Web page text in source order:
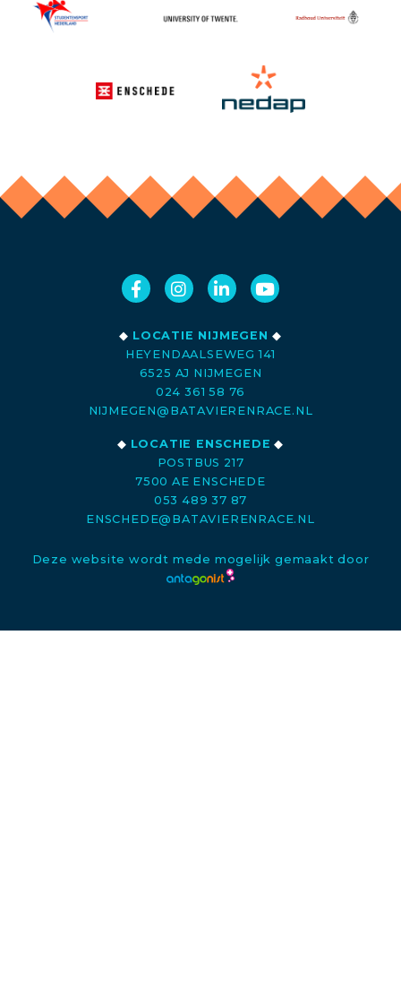
◆ LOCATIE NIJMEGEN ◆
HEYENDAALSEWEG 141
6525 AJ NIJMEGEN
024 361 58 76
NIJMEGEN@BATAVIERENRACE.NL
◆ LOCATIE ENSCHEDE ◆
POSTBUS 217
7500 AE ENSCHEDE
053 489 37 87
ENSCHEDE@BATAVIERENRACE.NL
Deze website wordt mede mogelijk gemaakt door